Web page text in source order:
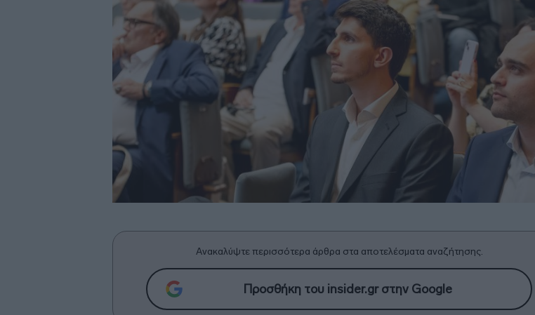
Ανακαλύψτε περισσότερα άρθρα στα αποτελέσματα αναζήτησης.
Προσθήκη του insider.gr στην Google